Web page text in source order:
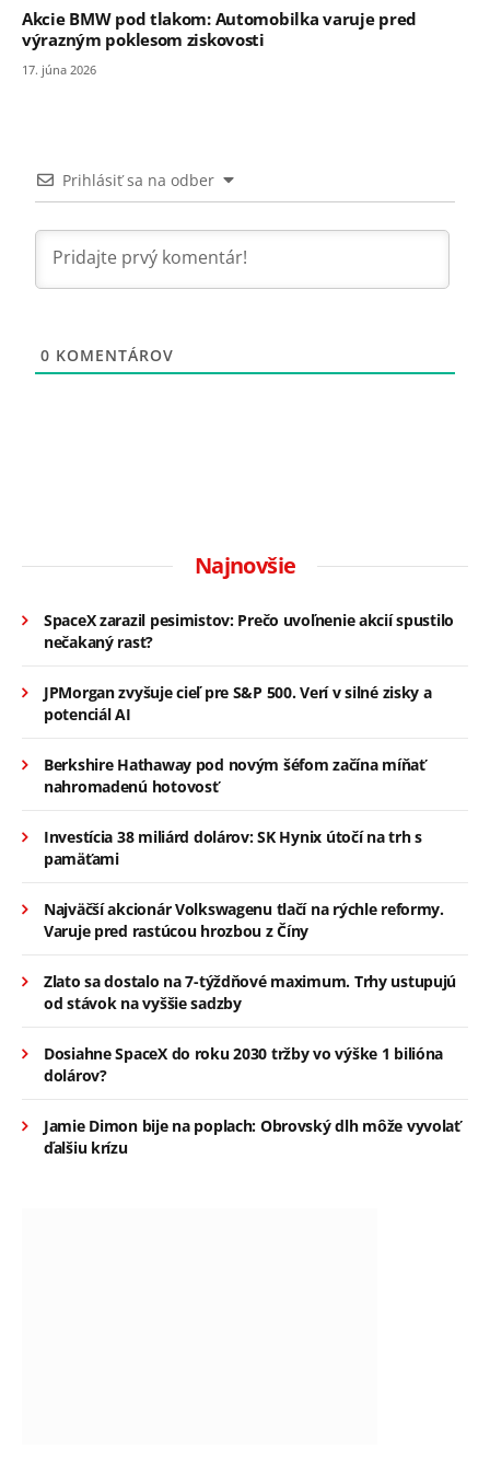
Akcie BMW pod tlakom: Automobilka varuje pred
výrazným poklesom ziskovosti
17. júna 2026
Prihlásiť sa na odber
0 KOMENTÁROV
Najnovšie
SpaceX zarazil pesimistov: Prečo uvoľnenie akcií spustilo
nečakaný rast?
JPMorgan zvyšuje cieľ pre S&P 500. Verí v silné zisky a
potenciál AI
Berkshire Hathaway pod novým šéfom začína míňať
nahromadenú hotovosť
Investícia 38 miliárd dolárov: SK Hynix útočí na trh s
pamäťami
Najväčší akcionár Volkswagenu tlačí na rýchle reformy.
Varuje pred rastúcou hrozbou z Číny
Zlato sa dostalo na 7-týždňové maximum. Trhy ustupujú
od stávok na vyššie sadzby
Dosiahne SpaceX do roku 2030 tržby vo výške 1 bilióna
dolárov?
Jamie Dimon bije na poplach: Obrovský dlh môže vyvolať
ďalšiu krízu